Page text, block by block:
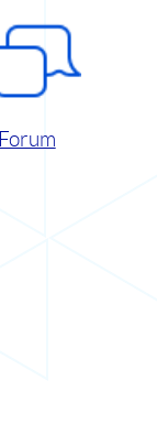
Forum